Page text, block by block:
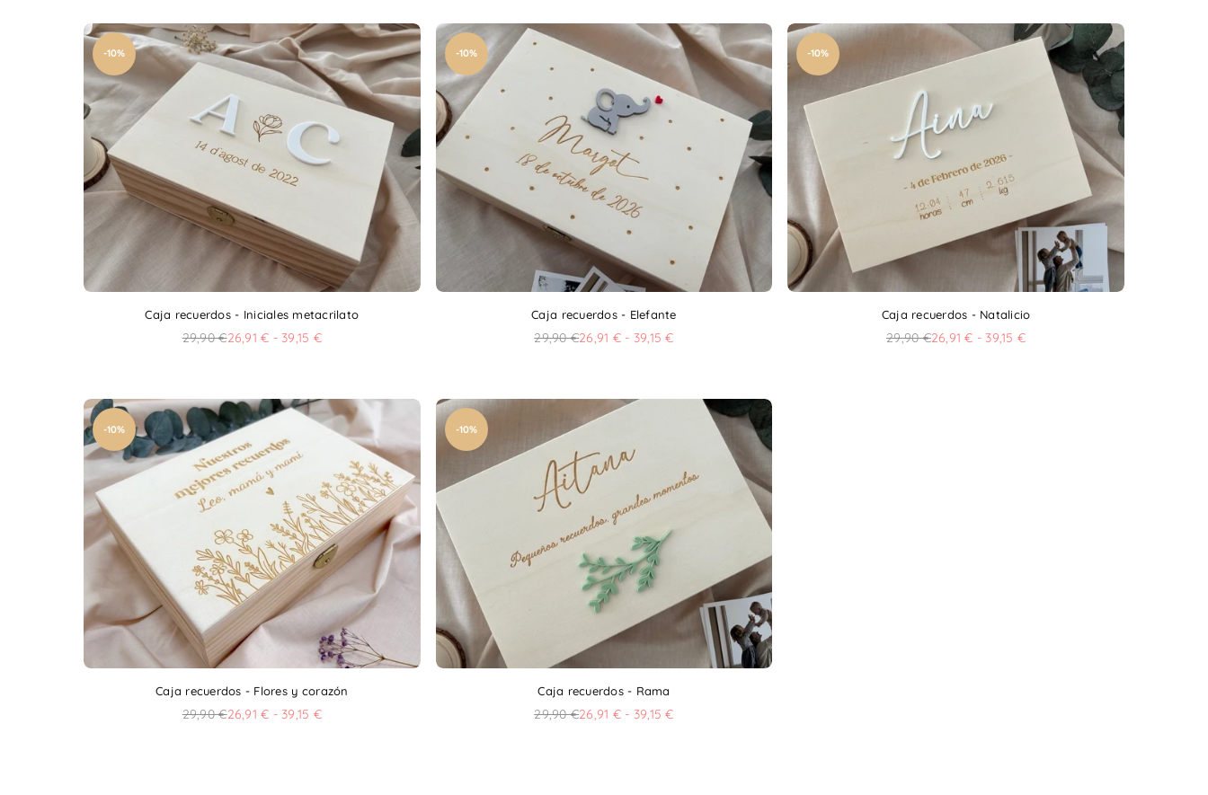
-10%
Caja recuerdos - Iniciales metacrilato
Precio
29,90 €26,91 € - 39,15 €
-10%
Caja recuerdos - Elefante
Precio
29,90 €26,91 € - 39,15 €
-10%
Caja recuerdos - Natalicio
Precio
29,90 €26,91 € - 39,15 €
-10%
Caja recuerdos - Flores y corazón
Precio
29,90 €26,91 € - 39,15 €
-10%
Caja recuerdos - Rama
Precio
29,90 €26,91 € - 39,15 €